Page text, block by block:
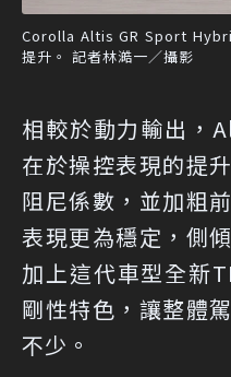
Corolla Altis GR Sport
提升。 記者林澔一／攝影
相較於動力輸出，
在於操控表現的提
阻尼係數，並加粗
表現更為穩定，側
加上這代車型全新
剛性特色，讓整體
不少。